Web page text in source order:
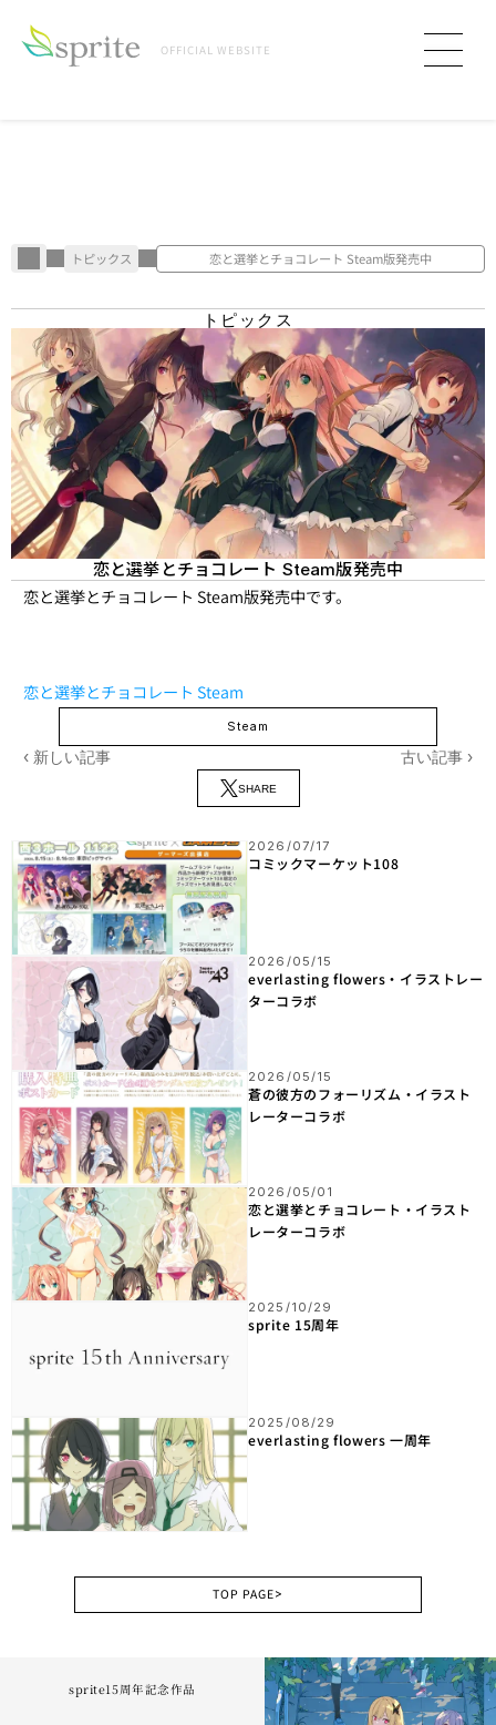
OFFICIAL WEBSITE
トピックス 恋と選挙とチョコレート Steam版発売中
トピックス
恋と選挙とチョコレート Steam版発売中
恋と選挙とチョコレート Steam版発売中です。
恋と選挙とチョコレート Steam
Steam
‹ 新しい記事 古い記事 ›
SHARE
2026/07/17
コミックマーケット108
2026/05/15
everlasting flowers・イラストレー
ターコラボ
2026/05/15
蒼の彼方のフォーリズム・イラスト
レーターコラボ
2026/05/01
恋と選挙とチョコレート・イラスト
レーターコラボ
2025/10/29
sprite 15周年
2025/08/29
everlasting flowers 一周年
TOP PAGE>
sprite15周年記念作品